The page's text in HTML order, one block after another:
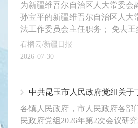
为新疆维吾尔自治区人大常委会
孙宝平的新疆维吾尔自治区人大
法工作委员会主任职务； 免去王
石榴云/新疆日报
2026-07-30
各镇人民政府，市人民政府各部
民政府党组2026年第2次会议研